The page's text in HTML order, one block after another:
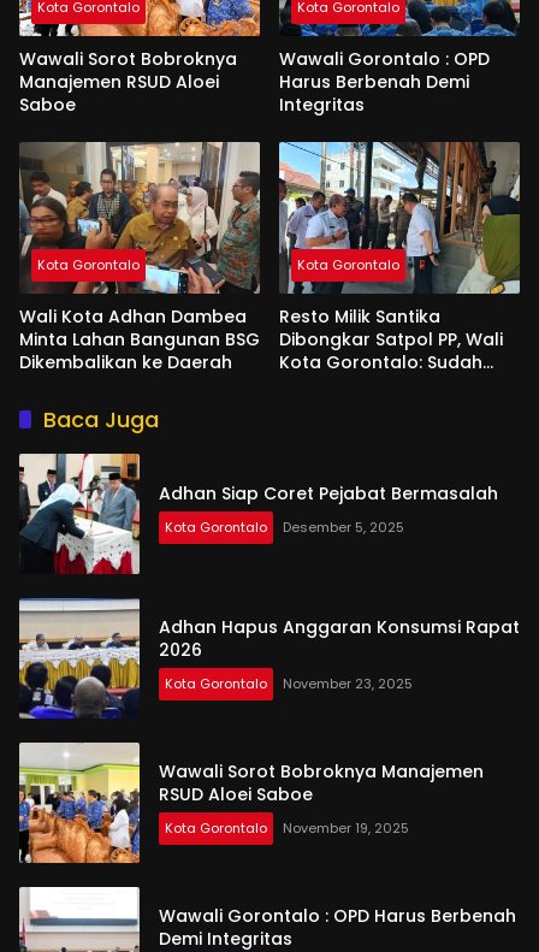
Kota Gorontalo
Wawali Sorot Bobroknya
Manajemen RSUD Aloei
Saboe
Kota Gorontalo
Wawali Gorontalo : OPD
Harus Berbenah Demi
Integritas
Kota Gorontalo
Wali Kota Adhan Dambea
Minta Lahan Bangunan BSG
Dikembalikan ke Daerah
Kota Gorontalo
Resto Milik Santika
Dibongkar Satpol PP, Wali
Kota Gorontalo: Sudah
Baca Juga
Adhan Siap Coret Pejabat Bermasalah
Kota Gorontalo Desember 5, 2025
Adhan Hapus Anggaran Konsumsi Rapat
2026
Kota Gorontalo November 23, 2025
Wawali Sorot Bobroknya Manajemen
RSUD Aloei Saboe
Kota Gorontalo November 19, 2025
Wawali Gorontalo : OPD Harus Berbenah
Demi Integritas